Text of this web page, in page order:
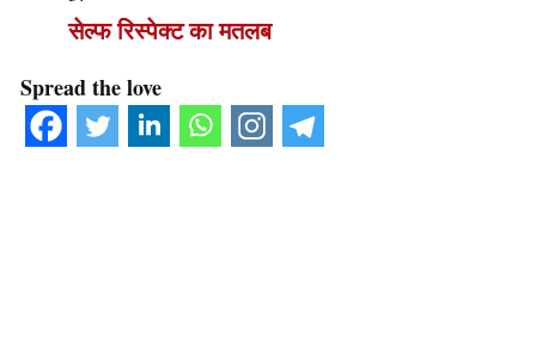
सेल्फ रिस्पेक्ट का मतलब
Spread the love